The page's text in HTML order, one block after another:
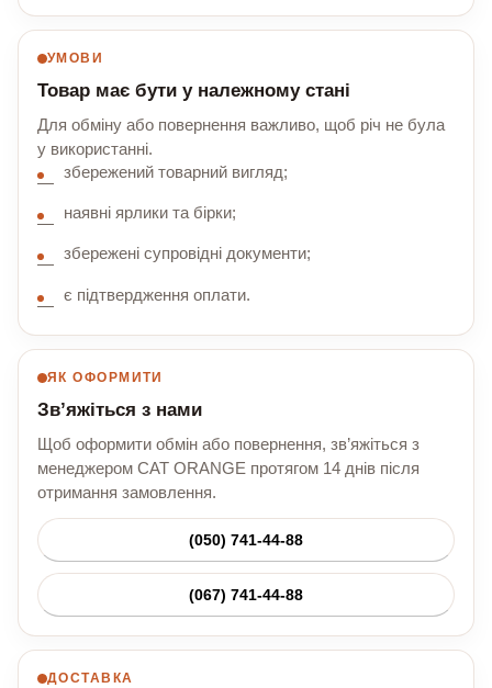
УМОВИ
Товар має бути у належному стані
Для обміну або повернення важливо, щоб річ не була
у використанні.
збережений товарний вигляд;
наявні ярлики та бірки;
збережені супровідні документи;
є підтвердження оплати.
ЯК ОФОРМИТИ
Зв’яжіться з нами
Щоб оформити обмін або повернення, зв’яжіться з
менеджером CAT ORANGE протягом 14 днів після
отримання замовлення.
(050) 741-44-88
(067) 741-44-88
ДОСТАВКА